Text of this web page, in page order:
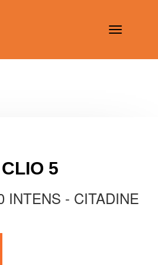
Toggle
5
INTENS - CITADINE